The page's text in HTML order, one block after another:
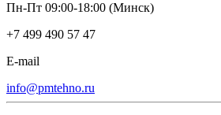
Пн-Пт 09:00-18:00 (Минск)
+7 499 490 57 47
E-mail
info@pmtehno.ru